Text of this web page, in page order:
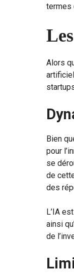
termes
Alors
Bien
pour
se
de
des
L’IA
ainsi
de